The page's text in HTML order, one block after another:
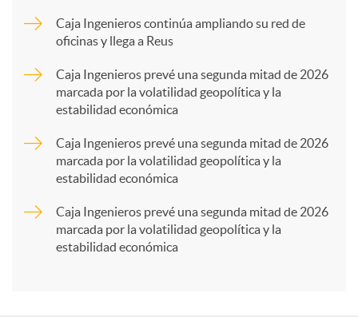
p
a
Caja Ingenieros continúa ampliando su red de
oficinas y llega a Reus
Caja Ingenieros prevé una segunda mitad de 2026
marcada por la volatilidad geopolítica y la
estabilidad económica
Caja Ingenieros prevé una segunda mitad de 2026
marcada por la volatilidad geopolítica y la
estabilidad económica
Caja Ingenieros prevé una segunda mitad de 2026
marcada por la volatilidad geopolítica y la
estabilidad económica